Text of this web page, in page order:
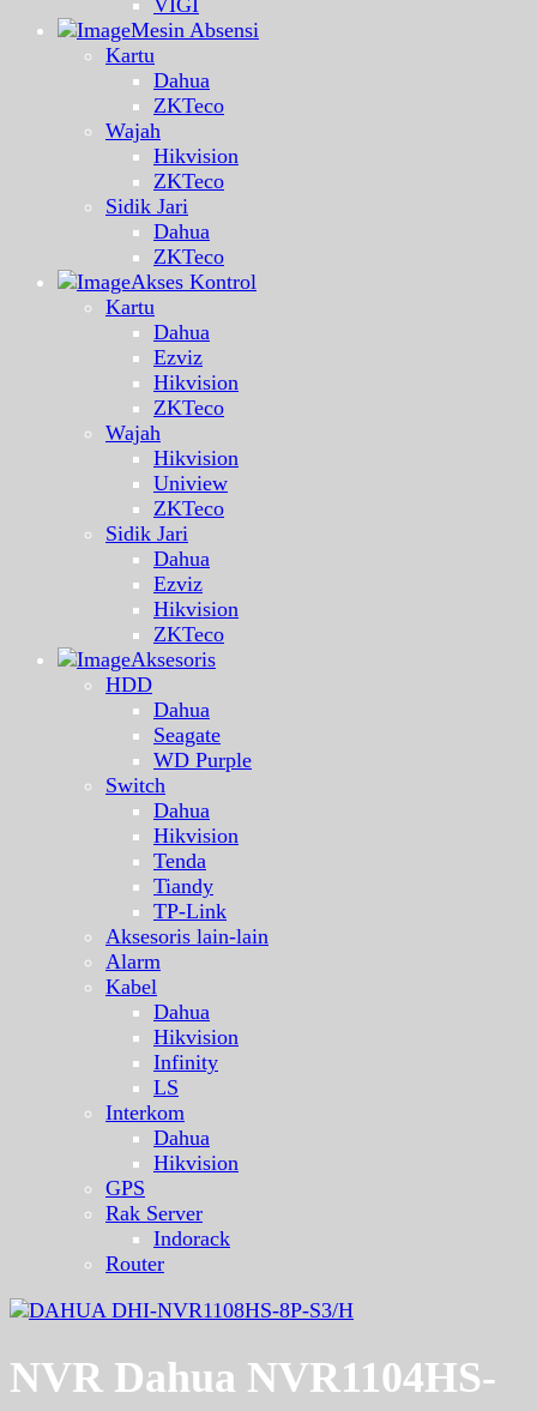
Mesin Absensi
Kartu
Dahua
ZKTeco
Wajah
Hikvision
ZKTeco
Sidik Jari
Dahua
ZKTeco
Akses Kontrol
Kartu
Dahua
Ezviz
Hikvision
ZKTeco
Wajah
Hikvision
Uniview
ZKTeco
Sidik Jari
Dahua
Ezviz
Hikvision
ZKTeco
Aksesoris
HDD
Dahua
Seagate
WD Purple
Switch
Dahua
Hikvision
Tenda
Tiandy
TP-Link
Aksesoris lain-lain
Alarm
Kabel
Dahua
Hikvision
Infinity
LS
Interkom
Dahua
Hikvision
GPS
Rak Server
Indorack
Router
NVR Dahua NVR1104HS-